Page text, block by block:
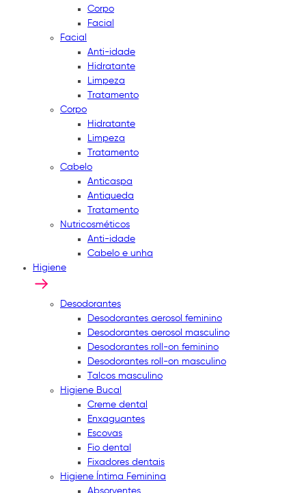
Corpo
Facial
Facial
Anti-idade
Hidratante
Limpeza
Tratamento
Corpo
Hidratante
Limpeza
Tratamento
Cabelo
Anticaspa
Antiqueda
Tratamento
Nutricosméticos
Anti-idade
Cabelo e unha
Higiene
Desodorantes
Desodorantes aerosol feminino
Desodorantes aerosol masculino
Desodorantes roll-on feminino
Desodorantes roll-on masculino
Talcos masculino
Higiene Bucal
Creme dental
Enxaguantes
Escovas
Fio dental
Fixadores dentais
Higiene Íntima Feminina
Absorventes